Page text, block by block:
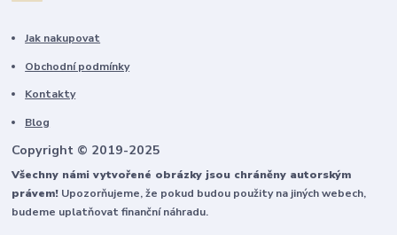
Jak nakupovat
Obchodní podmínky
Kontakty
Blog
Copyright © 2019-2025
Všechny námi vytvořené obrázky jsou chráněny autorským
právem! Upozorňujeme, že pokud budou použity na jiných webech,
budeme uplatňovat finanční náhradu.